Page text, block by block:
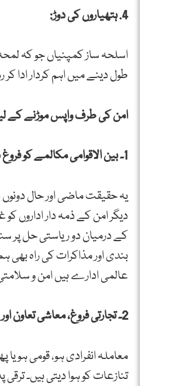
4. ہتھیاروں کی دوڑ:
اسلحہ ساز کمپنیاں جو کہ
طول دینے میں اہم کردار ادا کر
امن کی طرف واپس موڑنے کے
1۔ بین الاقوامی مکالمے کو فروغ دیا جائے
یہ حقیقت ماضی اور حال
دیگر امن کے ذمہ دار اداروں کو
کے درمیان دو ریاستی حل پر
بندی اور مذاکرات کی راہ
عالمی ادارے ہیں امن و
2۔ تجارتی فروغ، معاشی تعاون اور عمومی ترقی پر توجہ
معاملہ انفرادی ہو، قومی ہو
تنازعات کو ہوا دیتی ہیں۔